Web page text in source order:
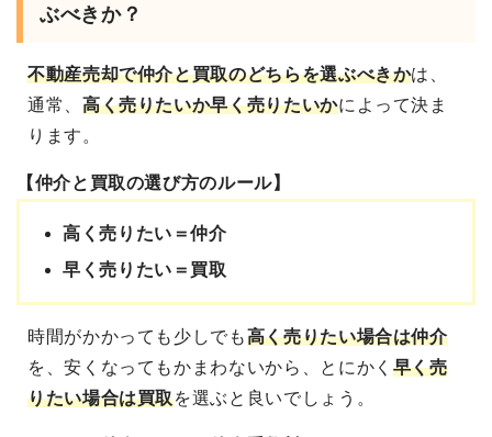
ぶべきか？
不動産売却で仲介と買取のどちらを選ぶべきかは、
通常、 高く売りたいか早く売りたいかによって決ま
ります。
【仲介と買取の選び方のルール】
高く売りたい＝仲介
早く売りたい＝買取
時間がかかっても 少しでも高く売りたい場合は仲介
を、安くなってもかまわないから、とにかく 早く売
りたい場合は買取を選ぶと良いでしょう。